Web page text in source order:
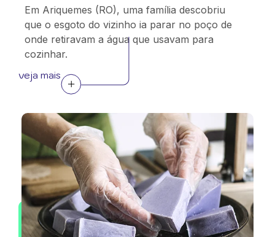
Em Ariquemes (RO), uma família descobriu
que o esgoto do vizinho ia parar no poço de
onde retiravam a água que usavam para
cozinhar.
veja mais